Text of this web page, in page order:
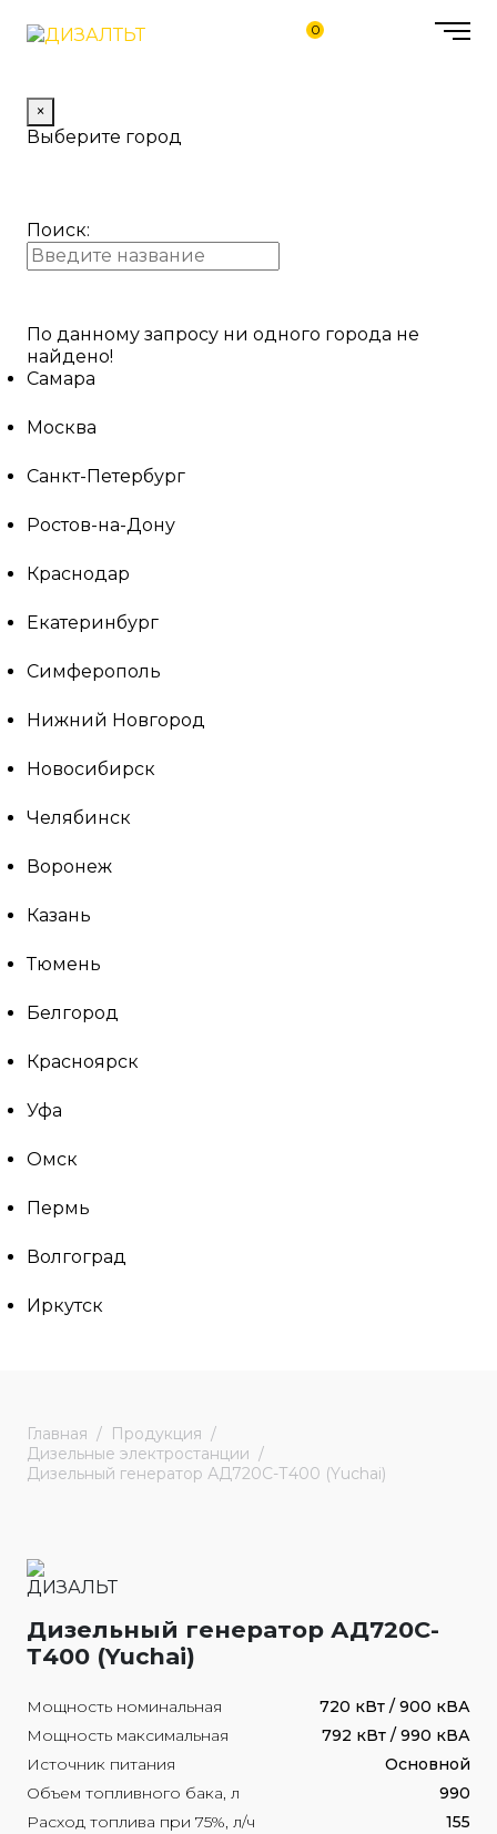
0
×
Выберите город
Поиск:
По данному запросу ни одного города не
найдено!
Самара
Москва
Санкт-Петербург
Ростов-на-Дону
Краснодар
Екатеринбург
Симферополь
Нижний Новгород
Новосибирск
Челябинск
Воронеж
Казань
Тюмень
Белгород
Красноярск
Уфа
Омск
Пермь
Волгоград
Иркутск
Главная
Продукция
Дизельные электростанции
Дизельный генератор АД720С-Т400 (Yuchai)
Дизельный генератор АД720С-
Т400 (Yuchai)
Мощность номинальная
720 кВт / 900 кВА
Мощность максимальная
792 кВт / 990 кВА
Источник питания
Основной
Объем топливного бака, л
990
Расход топлива при 75%, л/ч
155